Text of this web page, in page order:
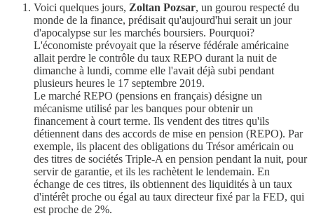
Voici quelques jours, Zoltan Pozsar, un gourou respecté du
monde de la finance, prédisait qu'aujourd'hui serait un jour
d'apocalypse sur les marchés boursiers. Pourquoi?
L'économiste prévoyait que la réserve fédérale américaine
allait perdre le contrôle du taux REPO durant la nuit de
dimanche à lundi, comme elle l'avait déjà subi pendant
plusieurs heures le 17 septembre 2019.
Le marché REPO (pensions en français) désigne un
mécanisme utilisé par les banques pour obtenir un
financement à court terme. Ils vendent des titres qu'ils
détiennent dans des accords de mise en pension (REPO). Par
exemple, ils placent des obligations du Trésor américain ou
des titres de sociétés Triple-A en pension pendant la nuit, pour
servir de garantie, et ils les rachètent le lendemain. En
échange de ces titres, ils obtiennent des liquidités à un taux
d'intérêt proche ou égal au taux directeur fixé par la FED, qui
est proche de 2%.